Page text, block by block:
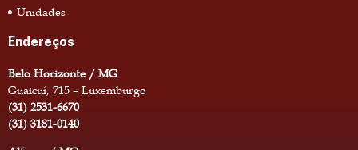
Unidades
Endereços
Belo Horizonte / MG
Guaicuí, 715 – Luxemburgo
(31) 2531-6670
(31) 3181-0140